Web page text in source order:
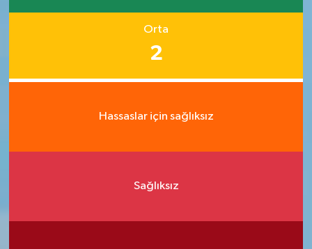
Orta
2
Hassaslar için sağlıksız
Sağlıksız